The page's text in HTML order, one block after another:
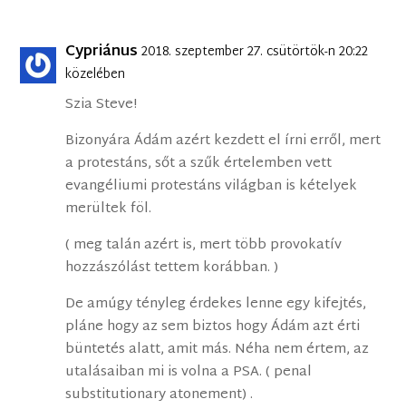
Cypriánus 2018. szeptember 27. csütörtök-n 20:22
közelében
Szia Steve!
Bizonyára Ádám azért kezdett el írni erről, mert
a protestáns, sőt a szűk értelemben vett
evangéliumi protestáns világban is kételyek
merültek föl.
( meg talán azért is, mert több provokatív
hozzászólást tettem korábban. )
De amúgy tényleg érdekes lenne egy kifejtés,
pláne hogy az sem biztos hogy Ádám azt érti
büntetés alatt, amit más. Néha nem értem, az
utalásaiban mi is volna a PSA. ( penal
substitutionary atonement) .